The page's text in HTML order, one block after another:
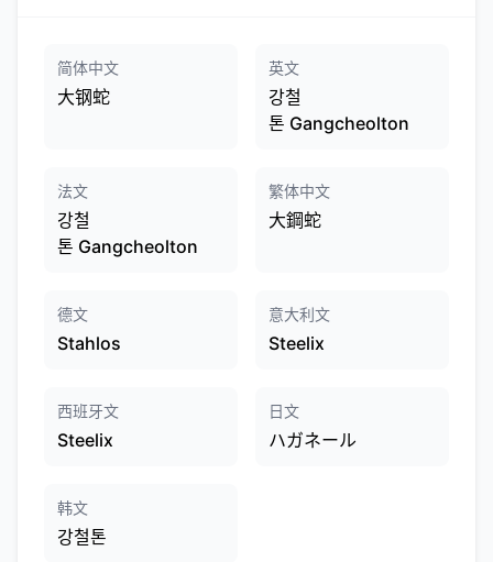
简体中文
大钢蛇
英文
강철
톤 Gangcheolton
法文
강철
톤 Gangcheolton
繁体中文
大鋼蛇
德文
Stahlos
意大利文
Steelix
西班牙文
Steelix
日文
ハガネール
韩文
강철톤